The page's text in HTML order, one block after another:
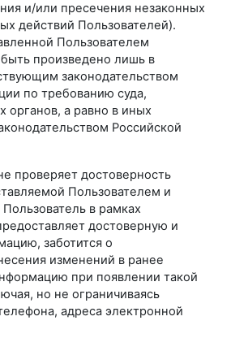
и/или пресечения незаконных
действий Пользователей).
Пользователем
произведено лишь в
законодательством
по требованию суда,
органов, а равно в иных
Российской
проверяет достоверность
Пользователем и
Пользователь в рамках
достоверную и
заботится о
изменений в ранее
при появлении такой
но не ограничиваясь
адреса электронной